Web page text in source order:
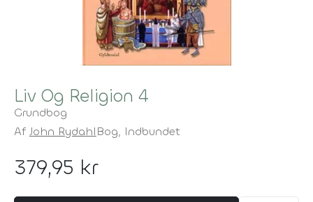
Liv Og Religion 4
Grundbog
Af John RydahlBog, Indbundet
379,95 kr